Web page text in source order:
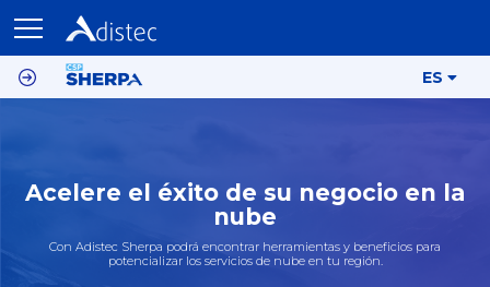
ES
Acelere el éxito de su negocio en la
nube
Con Adistec Sherpa podrá encontrar herramientas y beneficios para
potencializar los servicios de nube en tu región.